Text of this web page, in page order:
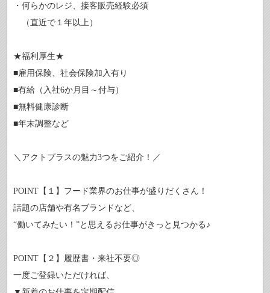
・何らかのレジ、接客販売経験必須
（直近で１年以上）
★福利厚生★
■雇用保険、社会保険加入有り
■有給（入社6か月目～付与）
■無料健康診断
■年末調整など
＼アクトプラスの魅力3つをご紹介！／
POINT【１】フード業界のお仕事が盛りだくさん！
話題の店舗や有名ブランドなど、
“働いてみたい！”と思えるお仕事がきっと見つかる♪
POINT【２】履歴書・来社不要◎
一度ご登録いただければ、